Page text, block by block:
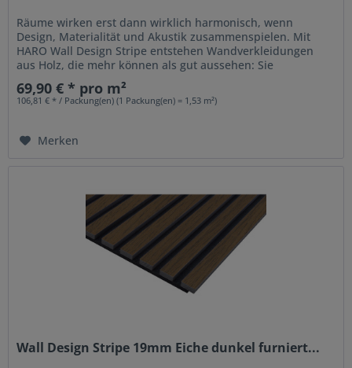
Räume wirken erst dann wirklich harmonisch, wenn
Design, Materialität und Akustik zusammenspielen. Mit
HARO Wall Design Stripe entstehen Wandverkleidungen
aus Holz, die mehr können als gut aussehen: Sie
strukturieren Räume, setzen...
69,90 € * pro m²
106,81 € * / Packung(en) (1 Packung(en) = 1,53 m²)
Merken
Wall Design Stripe 19mm Eiche dunkel furniert...